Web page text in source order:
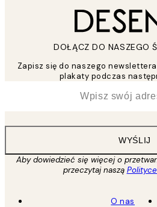
DOŁĄCZ DO NASZEGO
Zapisz się do naszego
plakaty podczas
WYŚLIJ
Aby dowiedzieć się więcej o
przeczytaj naszą
O nas